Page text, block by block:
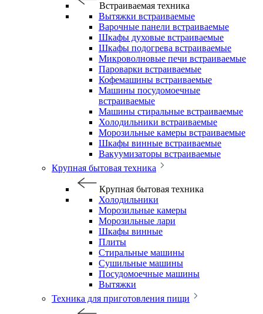
Встраиваемая техника
Вытяжки встраиваемые
Варочные панели встраиваемые
Шкафы духовые встраиваемые
Шкафы подогрева встраиваемые
Микроволновые печи встраиваемые
Пароварки встраиваемые
Кофемашины встраиваемые
Машины посудомоечные
встраиваемые
Машины стиральные встраиваемые
Холодильники встраиваемые
Морозильные камеры встраиваемые
Шкафы винные встраиваемые
Вакуумизаторы встраиваемые
Крупная бытовая техника
Крупная бытовая техника
Холодильники
Морозильные камеры
Морозильные лари
Шкафы винные
Плиты
Стиральные машины
Сушильные машины
Посудомоечные машины
Вытяжки
Техника для приготовления пищи